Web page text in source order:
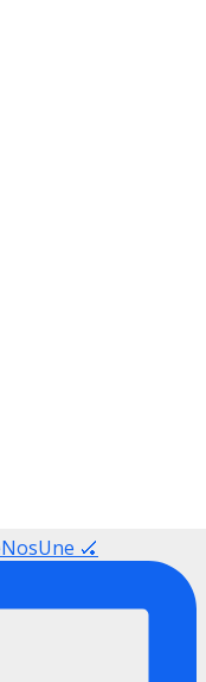
🏑